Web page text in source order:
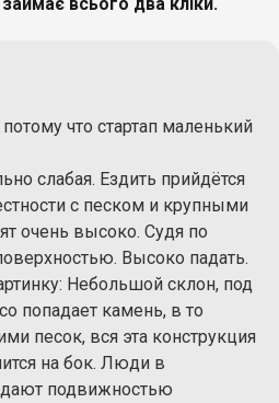
что стартап маленький
слабая. Ездить прийдётся
с песком и крупными
очень высоко. Судя по
Высоко падать.
Небольшой склон, под
попадает камень, в то
песок, вся эта конструкция
на бок. Люди в
подвижностью